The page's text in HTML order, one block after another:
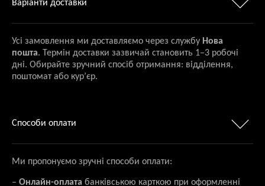
Варіанти доставки
Усі замовлення ми доставляємо через службу Нова
пошта. Термін доставки зазвичай становить 1–3 робочі
дні. Обирайте зручний спосіб отримання: відділення,
поштомат або кур’єр.
Способи оплати
Ми пропонуємо зручні способи оплати:
– Онлайн-оплата банківською карткою при оформленні